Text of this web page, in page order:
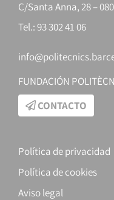
C/Santa Anna, 28 –
Tel.: 93 302 41 06
FUNDACIÓN
CONTACTO
Política de privacidad
Política de cookies
Aviso legal